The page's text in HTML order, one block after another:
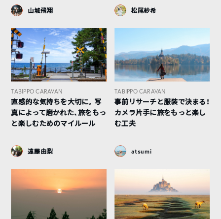
山城飛翔 松尾紗希
TABIPPO CARAVAN
直感的な気持ちを大切に。写
真によって磨かれた、旅をもっ
と楽しむためのマイルール
遠藤由梨
TABIPPO CARAVAN
事前リサーチと服装で決まる！
カメラ片手に旅をもっと楽し
む工夫
atsumi